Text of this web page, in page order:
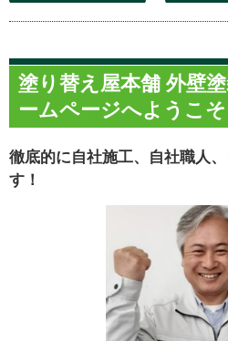
塗り替え屋本舗 外壁
ームページへようこそ
徹底的に自社施工、自社職人
す！